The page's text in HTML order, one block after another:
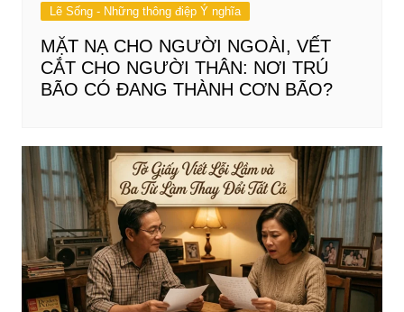
Lẽ Sống - Những thông điệp Ý nghĩa
MẶT NẠ CHO NGƯỜI NGOÀI, VẾT
CẮT CHO NGƯỜI THÂN: NƠI TRÚ
BÃO CÓ ĐANG THÀNH CƠN BÃO?